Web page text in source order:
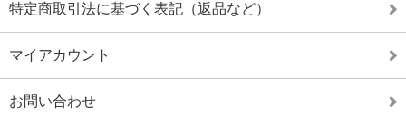
特定商取引法に基づく表記（返品など）
マイアカウント
お問い合わせ